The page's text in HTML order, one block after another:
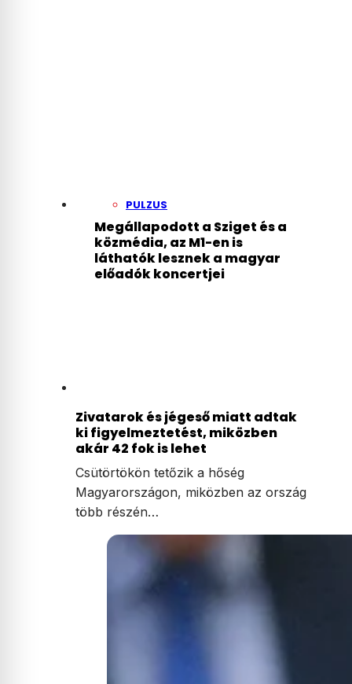
PULZUS
Megállapodott a Sziget és a
közmédia, az M1-en is
láthatók lesznek a magyar
előadók koncertjei
Zivatarok és jégeső miatt adtak
ki figyelmeztetést, miközben
akár 42 fok is lehet
Csütörtökön tetőzik a hőség
Magyarországon, miközben az ország
több részén…